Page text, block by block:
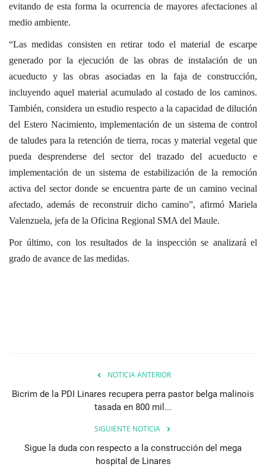
evitando de esta forma la ocurrencia de mayores afectaciones al
medio ambiente.
“Las medidas consisten en retirar todo el material de escarpe
generado por la ejecución de las obras de instalación de un
acueducto y las obras asociadas en la faja de construcción,
incluyendo aquel material acumulado al costado de los caminos.
También, considera un estudio respecto a la capacidad de dilución
del Estero Nacimiento, implementación de un sistema de control
de taludes para la retención de tierra, rocas y material vegetal que
pueda desprenderse del sector del trazado del acueducto e
implementación de un sistema de estabilización de la remoción
activa del sector donde se encuentra parte de un camino vecinal
afectado, además de reconstruir dicho camino”, afirmó Mariela
Valenzuela, jefa de la Oficina Regional SMA del Maule.
Por último, con los resultados de la inspección se analizará el
grado de avance de las medidas.
NOTICIA ANTERIOR
Bicrim de la PDI Linares recupera perra pastor belga malinois
tasada en 800 mil...
SIGUIENTE NOTICIA
Sigue la duda con respecto a la construcción del mega
hospital de Linares